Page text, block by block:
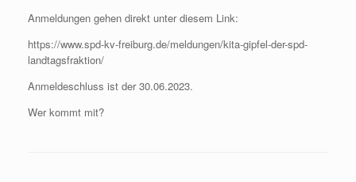
Anmeldungen gehen direkt unter diesem Link:
https://www.spd-kv-freiburg.de/meldungen/kita-gipfel-der-spd-
landtagsfraktion/
Anmeldeschluss ist der 30.06.2023.
Wer kommt mit?